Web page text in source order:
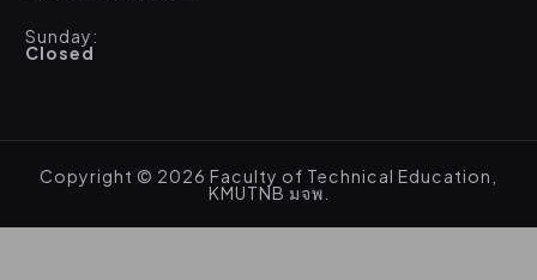
Sunday:
Closed
Copyright © 2026 Faculty of Technical Education,
KMUTNB มจพ.